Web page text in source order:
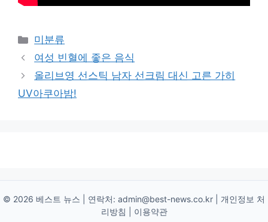
Categories
미분류
여성 빈혈에 좋은 음식
올리브영 선스틱 남자 선크림 대신 고른 가히
UV아쿠아밤!
© 2026 베스트 뉴스 | 연락처: admin@best-news.co.kr
개인정보 처
리방침
이용약관